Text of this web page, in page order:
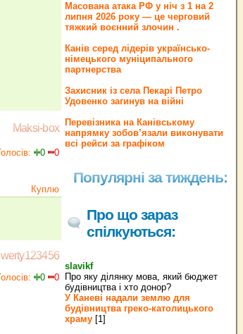
Maksi-box
0 0
Куплю
0 0
Масована атака РФ у ніч з 1 на 2
липня 2026 року — це черговий
тяжкий воєнний злочин .
Канів серед лідерів українсько-
німецького муніципального
партнерства
Захисник із села Пекарі Петро
Удовенко загинув на війні
Перевізника на Канівському
напрямку зобов’язали виконувати
всі рейси за графіком
Популярні за тиждень:
Про що зараз
спілкуються:
slavikf
Про яку ділянку мова, який бюджет
будівництва і хто донор?
У Каневі надали землю для
будівництва греко‐католицького
храму [1]